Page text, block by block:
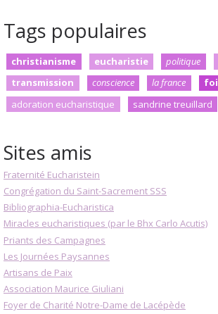
Tags populaires
christianisme eucharistie politique
transmission
conscience la france
foi
adoration eucharistique
sandrine treuillard
Sites amis
Fraternité Eucharistein
Congrégation du Saint-Sacrement SSS
Bibliographia-Eucharistica
Miracles eucharistiques (par le Bhx Carlo Acutis)
Priants des Campagnes
Les Journées Paysannes
Artisans de Paix
Association Maurice Giuliani
Foyer de Charité Notre-Dame de Lacépède